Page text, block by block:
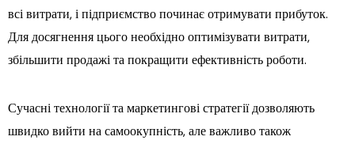
всі витрати, і підприємство починає отримувати прибуток.
Для досягнення цього необхідно оптимізувати витрати,
збільшити продажі та покращити ефективність роботи.
Сучасні технології та маркетингові стратегії дозволяють
швидко вийти на самоокупність, але важливо також